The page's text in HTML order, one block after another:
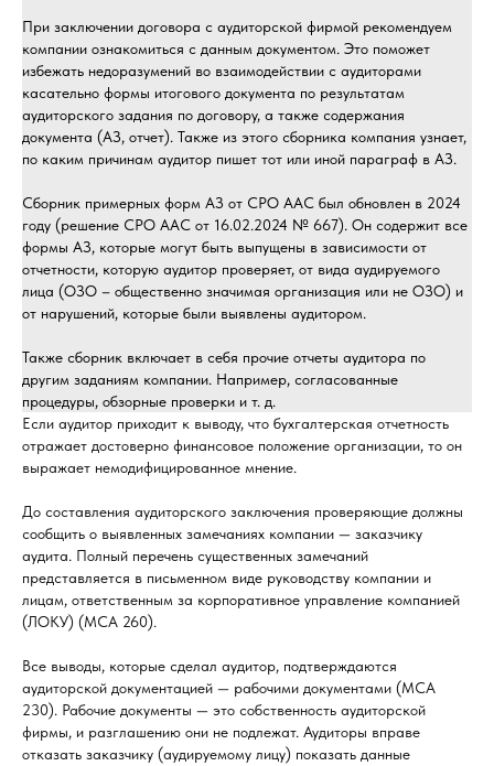
При заключении договора с аудиторской фирмой рекомендуем
компании ознакомиться с данным документом. Это поможет
избежать недоразумений во взаимодействии с аудиторами
касательно формы итогового документа по результатам
аудиторского задания по договору, а также содержания
документа (АЗ, отчет). Также из этого сборника компания узнает,
по каким причинам аудитор пишет тот или иной параграф в АЗ.
Сборник примерных форм АЗ от СРО ААС был обновлен в 2024
году (решение СРО ААС от 16.02.2024 № 667). Он содержит все
формы АЗ, которые могут быть выпущены в зависимости от
отчетности, которую аудитор проверяет, от вида аудируемого
лица (ОЗО – общественно значимая организация или не ОЗО) и
от нарушений, которые были выявлены аудитором.
Также сборник включает в себя прочие отчеты аудитора по
другим заданиям компании. Например, согласованные
процедуры, обзорные проверки и т. д.
Если аудитор приходит к выводу, что бухгалтерская отчетность
отражает достоверно финансовое положение организации, то он
выражает немодифицированное мнение.
До составления аудиторского заключения проверяющие должны
сообщить о выявленных замечаниях компании — заказчику
аудита. Полный перечень существенных замечаний
представляется в письменном виде руководству компании и
лицам, ответственным за корпоративное управление компанией
(ЛОКУ) (МСА 260).
Все выводы, которые сделал аудитор, подтверждаются
аудиторской документацией — рабочими документами (МСА
230). Рабочие документы — это собственность аудиторской
фирмы, и разглашению они не подлежат. Аудиторы вправе
отказать заказчику (аудируемому лицу) показать данные